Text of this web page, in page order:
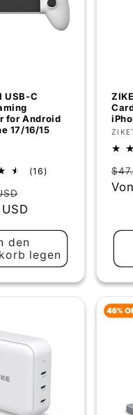
USB-C
for Android
17/16/15
(16)
den
legen
Von